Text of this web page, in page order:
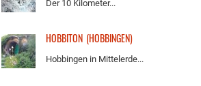
Der 10 Kilometer...
HOBBITON (HOBBINGEN)
Hobbingen in Mittelerde...